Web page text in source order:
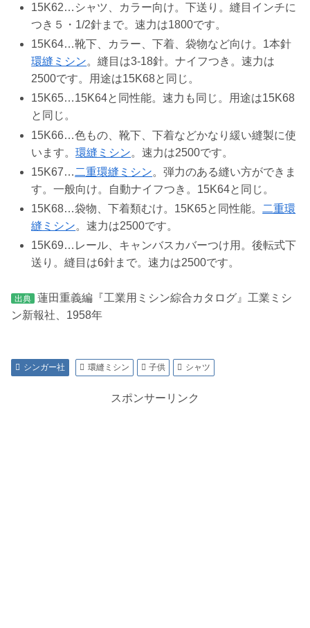
15K62…シャツ、カラー向け。下送り。縫目インチに
つき５・1/2針まで。速力は1800です。
15K64…靴下、カラー、下着、袋物など向け。1本針
環縫ミシン。縫目は3-18針。ナイフつき。速力は
2500です。用途は15K68と同じ。
15K65…15K64と同性能。速力も同じ。用途は15K68
と同じ。
15K66…色もの、靴下、下着などかなり緩い縫製に使
います。環縫ミシン。速力は2500です。
15K67… 二重環縫ミシン。弾力のある縫い方ができま
す。一般向け。自動ナイフつき。15K64と同じ。
15K68…袋物、下着類むけ。15K65と同性能。
二重環
縫ミシン。速力は2500です。
15K69…レール、キャンバスカバーつけ用。後転式下
送り。縫目は6針まで。速力は2500です。
出典
蓮田重義編『工業用ミシン綜合カタログ』工業ミシ
ン新報社、1958年
シンガー社 環縫ミシン 子供 シャツ
スポンサーリンク